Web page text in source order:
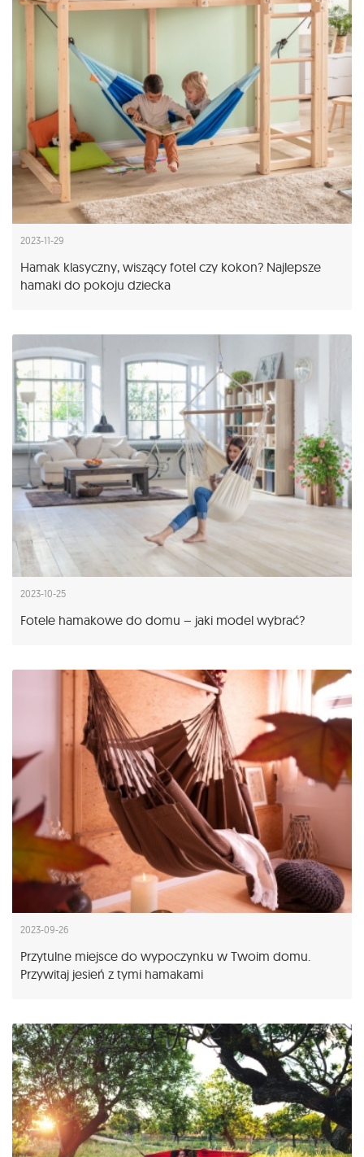
2023-11-29
Hamak klasyczny, wiszący fotel czy kokon? Najlepsze
hamaki do pokoju dziecka
2023-10-25
Fotele hamakowe do domu – jaki model wybrać?
2023-09-26
Przytulne miejsce do wypoczynku w Twoim domu.
Przywitaj jesień z tymi hamakami